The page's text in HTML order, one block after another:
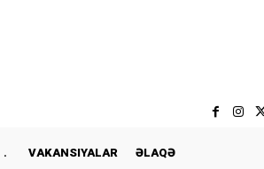
VAKANSIYALAR ƏLAQƏ